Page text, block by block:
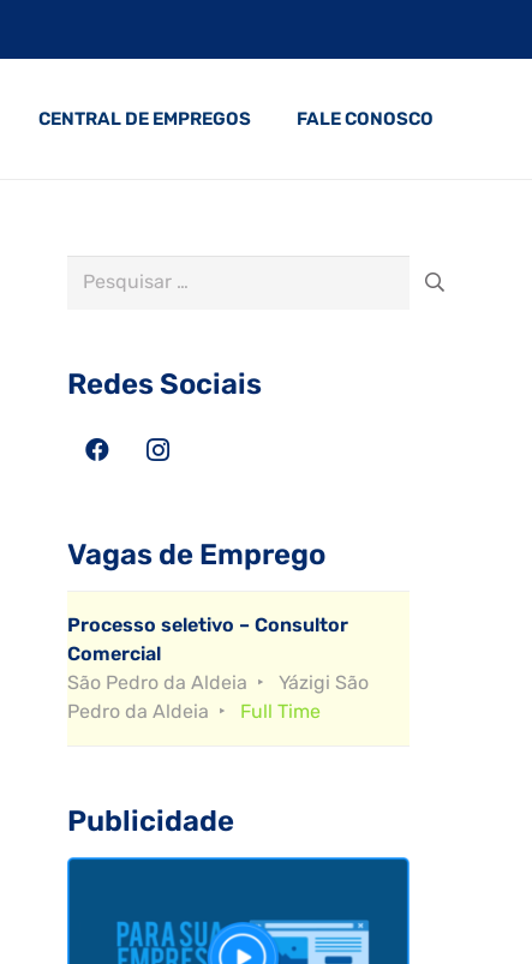
CENTRAL DE EMPREGOS FALE CONOSCO
Pesquisar
Redes Sociais
Vagas de Emprego
Processo seletivo – Consultor
Comercial
São Pedro da Aldeia
Yázigi São
Pedro da Aldeia
Full Time
Publicidade